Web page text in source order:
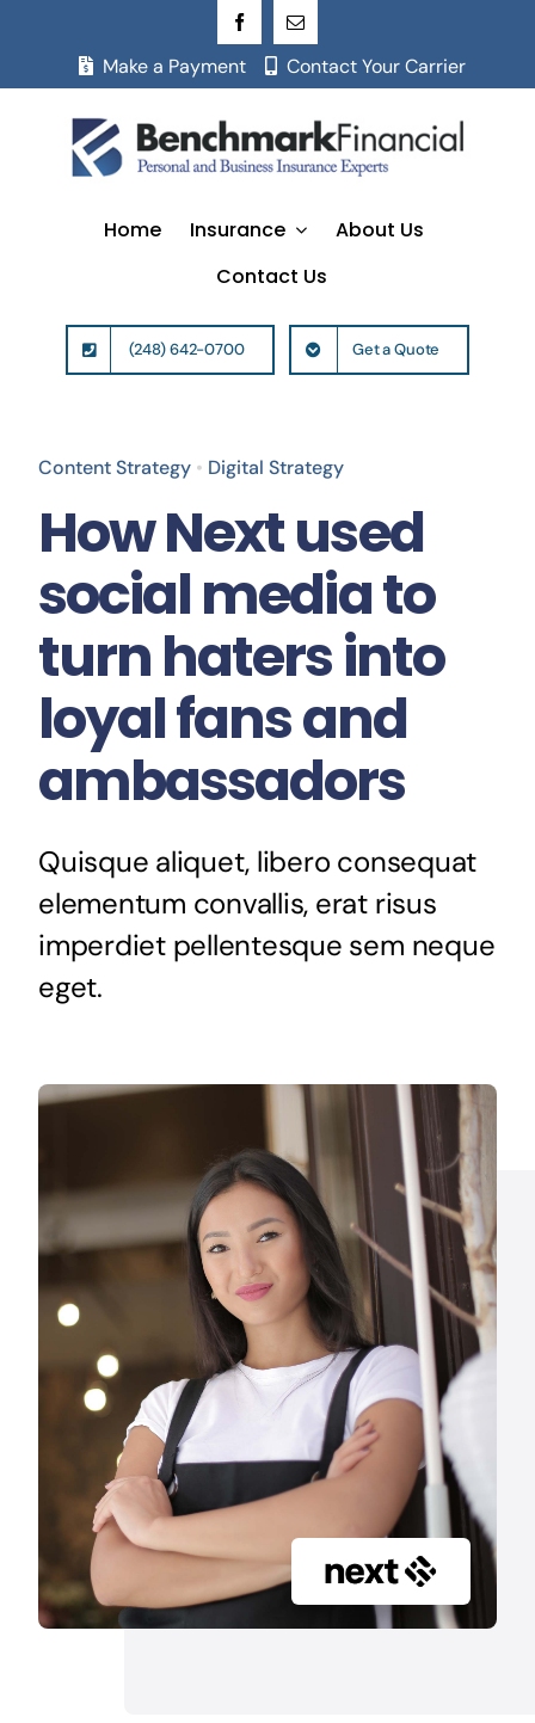
content
Make a Payment Contact Your Carrier
Home Insurance
About Us
Contact Us
(248) 642-0700 Get a Quote
Content Strategy• Digital Strategy
How Next used
social media to
turn haters into
loyal fans and
ambassadors
Quisque aliquet, libero consequat
elementum convallis, erat risus
imperdiet pellentesque sem neque
eget.